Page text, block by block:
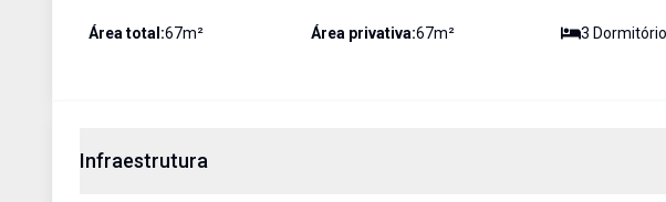
Área total:67m² Área privativa:67m² 3
Infraestrutura